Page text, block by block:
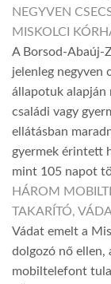
NEGYVEN
MISKOLCI
A Borsod-Abaúj-
jelenleg negyven
állapotuk alapján
családi vagy
ellátásban
gyermek érintett
mint 105 napot
HÁROM
TAKARÍTÓ,
Vádat emelt a
dolgozó nő ellen,
mobiltelefont